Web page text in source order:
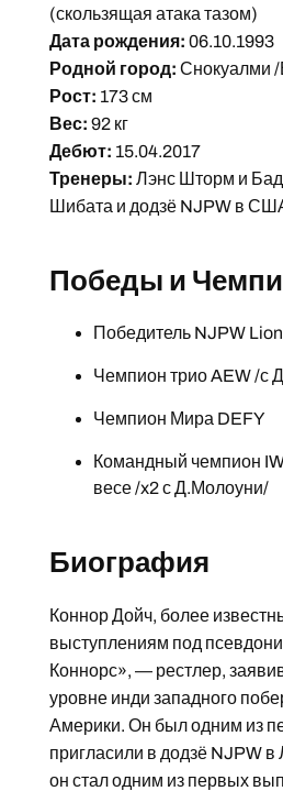
(скользящая атака тазом)
Дата рождения: 06.10.1993
Родной город: Снокуалми
Рост: 173 см
Вес: 92 кг
Дебют: 15.04.2017
Тренеры: Лэнс Шторм и
Шибата и додзё NJPW в
Победы и
Победитель NJPW
Чемпион трио AEW /с
Чемпион Мира DEFY
Командный чемпион
весе /x2 с Д.Молоуни/
Биография
Коннор Дойч, более
выступлениям под
Коннорс», — рестлер,
уровне инди западного
Америки. Он был одним из
пригласили в додзё NJPW
он стал одним из первых